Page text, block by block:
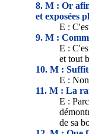
8. M : Or
et exposées
E :
9. M :
E :
et tout
10. M :
E :
11. M : La
E :
de sa